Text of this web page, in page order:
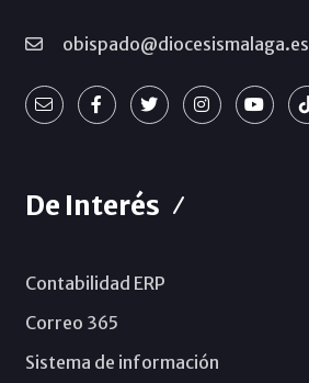
obispado@diocesismalaga.es
De Interés
Contabilidad ERP
Correo 365
Sistema de información